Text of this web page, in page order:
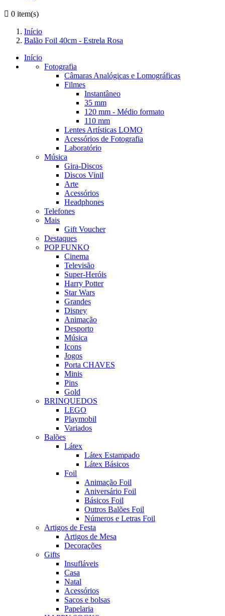
 0 item(s)
Início
Balão Foil 40cm - Estrela Rosa
Início
Fotografia
Câmaras Analógicas e Lomográficas
Filmes
Instantâneo
35 mm
120 mm - Médio formato
110 mm
Lentes Artísticas LOMO
Acessórios de Fotografia
Laboratório
Música
Gira-Discos
Discos Vinil
Arte
Acessórios
Headphones
Telefones
Mais
Gift Voucher
Destaques
POP FUNKO
Cinema
Televisão
Super-Heróis
Harry Potter
Star Wars
Grandes
Disney
Animação
Desporto
Música
Icons
Jogos
Porta CHAVES
Minis
Pins
Gold
BRINQUEDOS
LEGO
Playmobil
Variados
Balões
Látex
Látex Estampado
Látex Básicos
Foil
Animação Foil
Aniversário Foil
Básicos Foil
Outros Balões Foil
Números e Letras Foil
Artigos de Festa
Artigos de Mesa
Decorações
Gifts
Insufláveis
Casa
Natal
Acessórios
Sacos e bolsas
Papelaria